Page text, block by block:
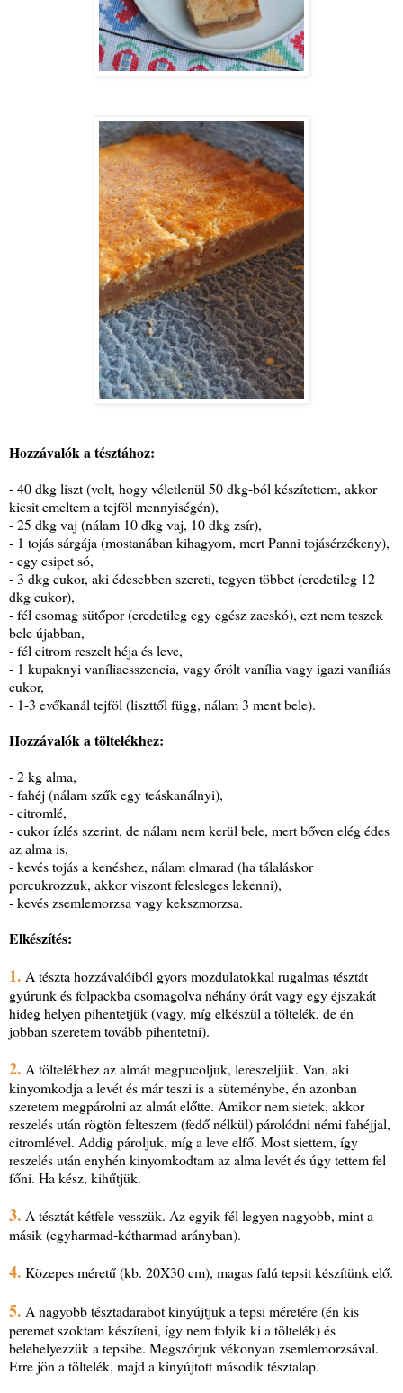
Hozzávalók a tésztához:
- 40 dkg liszt (volt, hogy véletlenül 50 dkg-ból készítettem, akkor
kicsit emeltem a tejföl mennyiségén),
- 25 dkg vaj (nálam 10 dkg vaj, 10 dkg zsír),
- 1 tojás sárgája (mostanában kihagyom, mert Panni tojásérzékeny),
- egy csipet só,
- 3 dkg cukor, aki édesebben szereti, tegyen többet (eredetileg 12
dkg cukor),
- fél csomag sütőpor (eredetileg egy egész zacskó), ezt nem teszek
bele újabban,
- fél citrom reszelt héja és leve,
- 1 kupaknyi vaníliaesszencia, vagy őrölt vanília vagy igazi vaníliás
cukor,
- 1-3 evőkanál tejföl (liszttől függ, nálam 3 ment bele).
Hozzávalók a töltelékhez:
- 2 kg alma,
- fahéj (nálam szűk egy teáskanálnyi),
- citromlé,
- cukor ízlés szerint, de nálam nem kerül bele, mert bőven elég édes
az alma is,
- kevés tojás a kenéshez, nálam elmarad (ha tálaláskor
porcukrozzuk, akkor viszont felesleges lekenni),
- kevés zsemlemorzsa vagy kekszmorzsa.
Elkészítés:
1. A tészta hozzávalóiból gyors mozdulatokkal rugalmas tésztát
gyúrunk és folpackba csomagolva néhány órát vagy egy éjszakát
hideg helyen pihentetjük (vagy, míg elkészül a töltelék, de én
jobban szeretem tovább pihentetni).
2. A töltelékhez az almát megpucoljuk, lereszeljük. Van, aki
kinyomkodja a levét és már teszi is a süteménybe, én azonban
szeretem megpárolni az almát előtte. Amikor nem sietek, akkor
reszelés után rögtön felteszem (fedő nélkül) párolódni némi fahéjjal,
citromlével. Addig pároljuk, míg a leve elfő. Most siettem, így
reszelés után enyhén kinyomkodtam az alma levét és úgy tettem fel
főni. Ha kész, kihűtjük.
3. A tésztát kétfele vesszük. Az egyik fél legyen nagyobb, mint a
másik (egyharmad-kétharmad arányban).
4. Közepes méretű (kb. 20X30 cm), magas falú tepsit készítünk elő.
5. A nagyobb tésztadarabot kinyújtjuk a tepsi méretére (én kis
peremet szoktam készíteni, így nem folyik ki a töltelék) és
belehelyezzük a tepsibe. Megszórjuk vékonyan zsemlemorzsával.
Erre jön a töltelék, majd a kinyújtott második tésztalap.